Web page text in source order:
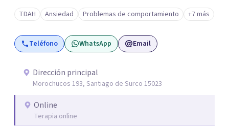
atraviesa. Creo profundamente en el potencial del ser
humano de ser libre. Trabajo con adolescentes y adultos.
Mi enfoque se basa en la Terapia de Aceptación y
Compromiso (ACT), que no busca eliminar el dolor, sino
pasión por la escritura me permite utilizar la escritura
como un recurso para ahondar en el inconsciente y llegar
a lugares profundos según las necesidades de cada
proceso. También, Incorporo estrategias basadas en
mindfulness e hipnosis clínica para promover el
TDAH Ansiedad Problemas de comportamiento +7 más
Teléfono WhatsApp Email
Dirección principal
Morochucos 193, Santiago de Surco 15023
Online
Terapia online